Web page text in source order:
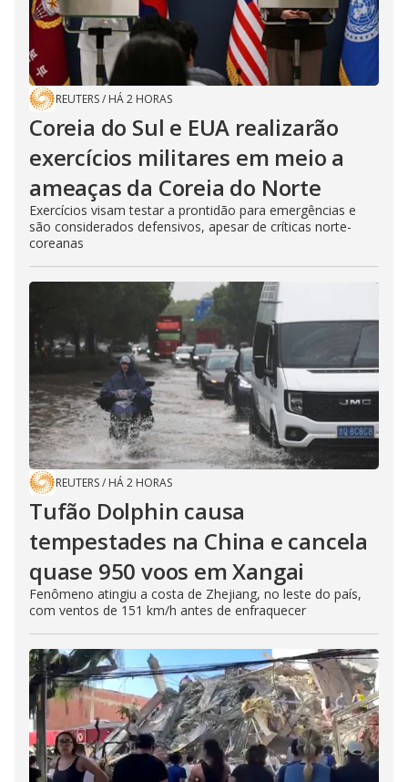
REUTERS/ HÁ 2 HORAS
Coreia do Sul e EUA realizarão
exercícios militares em meio a
ameaças da Coreia do Norte
Exercícios visam testar a prontidão para emergências e
são considerados defensivos, apesar de críticas norte-
coreanas
REUTERS/ HÁ 2 HORAS
Tufão Dolphin causa
tempestades na China e cancela
quase 950 voos em Xangai
Fenômeno atingiu a costa de Zhejiang, no leste do país,
com ventos de 151 km/h antes de enfraquecer